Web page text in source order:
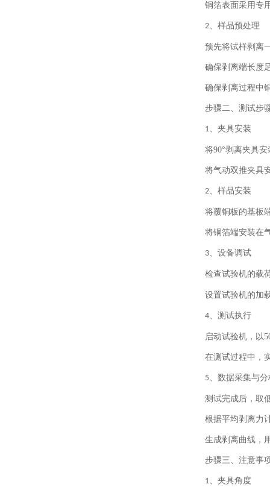
铜箔表面采用专
2、 样品预处理
预先将试样剥离
确保剥离端长度
确保剥离过程中
步骤二、 测试步
1、 夹具安装
将90°剥离夹具安
将气动双推夹具
2、 样品安装
将覆铜板的基板
将铜箔端安装在
3、 设备调试
检查试验机的载
设置试验机的加
4、 测试执行
启动试验机，以
在测试过程中，
5、 数据采集与分
测试完成后，取
根据平均剥离力
生成剥离曲线，
步骤三、 注意事
1、 夹具角度